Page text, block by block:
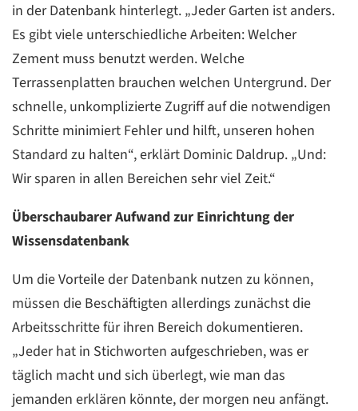
in der Datenbank hinterlegt. „Jeder Garten ist anders.
Es gibt viele unterschiedliche Arbeiten: Welcher
Zement muss benutzt werden. Welche
Terrassenplatten brauchen welchen Untergrund. Der
schnelle, unkomplizierte Zugriff auf die notwendigen
Schritte minimiert Fehler und hilft, unseren hohen
Standard zu halten“, erklärt Dominic Daldrup. „Und:
Wir sparen in allen Bereichen sehr viel Zeit.“
Überschaubarer Aufwand zur Einrichtung der
Wissensdatenbank
Um die Vorteile der Datenbank nutzen zu können,
müssen die Beschäftigten allerdings zunächst die
Arbeitsschritte für ihren Bereich dokumentieren.
„Jeder hat in Stichworten aufgeschrieben, was er
täglich macht und sich überlegt, wie man das
jemanden erklären könnte, der morgen neu anfängt.